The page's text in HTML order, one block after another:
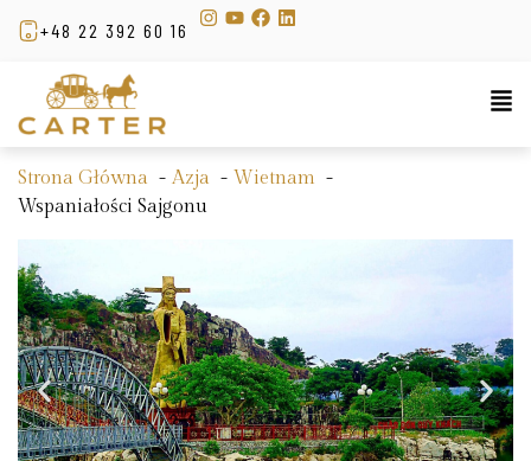
+48 22 392 60 16
Strona Główna Azja
Wietnam
Wspaniałości Sajgonu